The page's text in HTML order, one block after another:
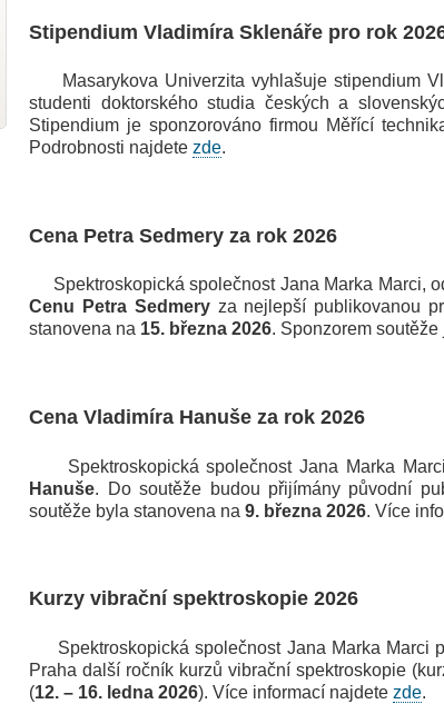
Stipendium Vladimíra Sklenáře pro rok
Masarykova Univerzita vyhlašuje stipendium
studenti doktorského studia českých a
Stipendium je sponzorováno firmou Měřící
Podrobnosti najdetezde.
Cena Petra Sedmery za rok 2026
Spektroskopická společnost Jana Marka Marci,
Cenu Petra Sedmeryza nejlepší publikovanou
stanovena na 15. března 2026. Sponzorem
Cena Vladimíra Hanuše za rok 2026
Spektroskopická společnost Jana Marka
Hanuše. Do soutěže budou přijímány původní
soutěže byla stanovena na9. března 2026. Více
Kurzy vibrační spektroskopie 2026
Spektroskopická společnost Jana Marka Marci
Praha další ročník kurzů vibrační spektroskopie
(12. – 16. ledna 2026). Více informací najdetezde.